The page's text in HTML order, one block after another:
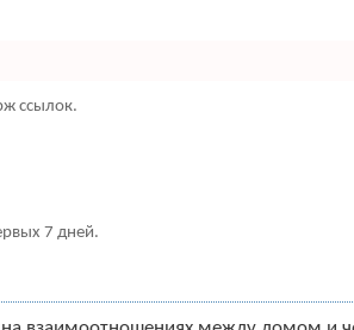
ссылок.
7 дней.